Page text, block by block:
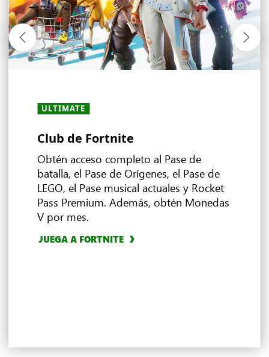
ULTIMATE
Club de Fortnite
Obtén acceso completo al Pase de
batalla, el Pase de Orígenes, el Pase de
LEGO, el Pase musical actuales y Rocket
Pass Premium. Además, obtén Monedas
V por mes.
JUEGA A FORTNITE
ULTIMATE
Disfruta del mundo de EA
EXPLORA EA PLAY
ULTIMATE
Ubisoft+ Classics
EXPLORA UBISOFT+ CLASSICS
ULTIMATE
Transmite y juega en cualquier
lugar
TODOS LOS PLANES
Beneficios en el juego
EXPLORA LOS BENEFICIOS EN EL JUEGO
TODOS LOS PLANES
Gana más premios con XBOX
Game Pass
Ultimate
ULTIMATE
Juegos multijugador
EXPLORA TODOS LOS JUEGOS MULTIJUGADOR
TODOS LOS PLANES
Ofertas y descuentos
EXPLORAR OFERTAS